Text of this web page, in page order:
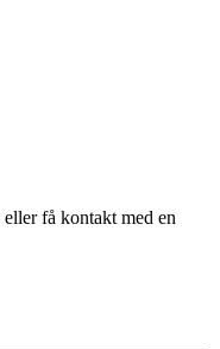
Fjern alle Utført
få kontakt med en